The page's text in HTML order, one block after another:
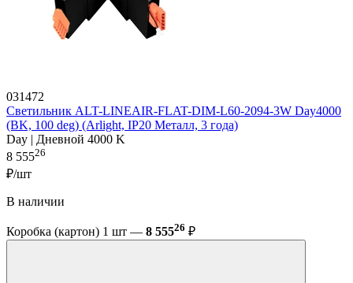
031472
Светильник ALT-LINEAIR-FLAT-DIM-L60-2094-3W Day4000
(BK, 100 deg) (Arlight, IP20 Металл, 3 года)
Day | Дневной 4000 K
8 55526
₽/шт
В наличии
Коробка (картон) 1 шт — 8 55526 ₽